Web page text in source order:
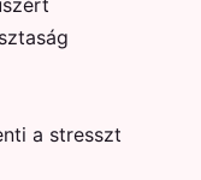
a stresszt